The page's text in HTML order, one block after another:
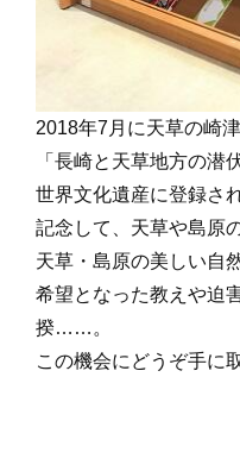
2018年7月に天草の崎
「長崎と天草地方の潜
世界文化遺産に登録さ
記念して、天草や島原
天草・島原の美しい自
希望となった教えや迫
揆……。
この機会にどうぞ手に